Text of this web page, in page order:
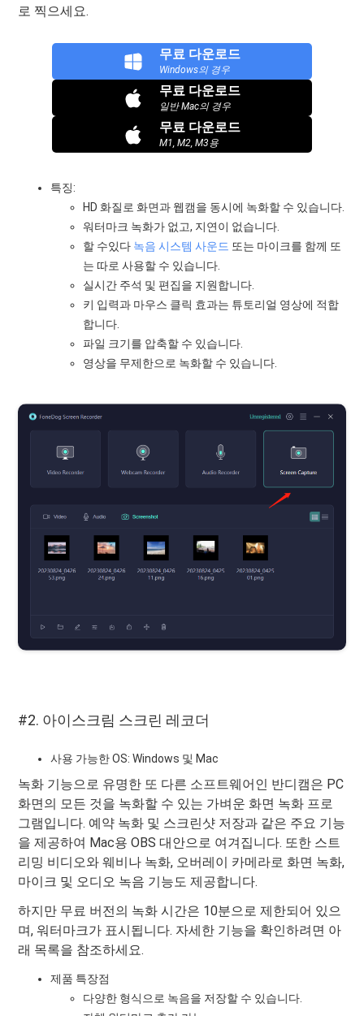
로 찍으세요.
무료 다운로드
Windows의 경우
무료 다운로드
일반 Mac의 경우
무료 다운로드
M1, M2, M3용
특징:
HD 화질로 화면과 웹캠을 동시에 녹화할 수 있습니다.
워터마크 녹화가 없고, 지연이 없습니다.
할 수있다 녹음 시스템 사운드 또는 마이크를 함께 또
는 따로 사용할 수 있습니다.
실시간 주석 및 편집을 지원합니다.
키 입력과 마우스 클릭 효과는 튜토리얼 영상에 적합
합니다.
파일 크기를 압축할 수 있습니다.
영상을 무제한으로 녹화할 수 있습니다.
#2. 아이스크림 스크린 레코더
사용 가능한 OS: Windows 및 Mac
녹화 기능으로 유명한 또 다른 소프트웨어인 반디캠은 PC
화면의 모든 것을 녹화할 수 있는 가벼운 화면 녹화 프로
그램입니다. 예약 녹화 및 스크린샷 저장과 같은 주요 기능
을 제공하여 Mac용 OBS 대안으로 여겨집니다. 또한 스트
리밍 비디오와 웨비나 녹화, 오버레이 카메라로 화면 녹화,
마이크 및 오디오 녹음 기능도 제공합니다.
하지만 무료 버전의 녹화 시간은 10분으로 제한되어 있으
며, 워터마크가 표시됩니다. 자세한 기능을 확인하려면 아
래 목록을 참조하세요.
제품 특장점
다양한 형식으로 녹음을 저장할 수 있습니다.